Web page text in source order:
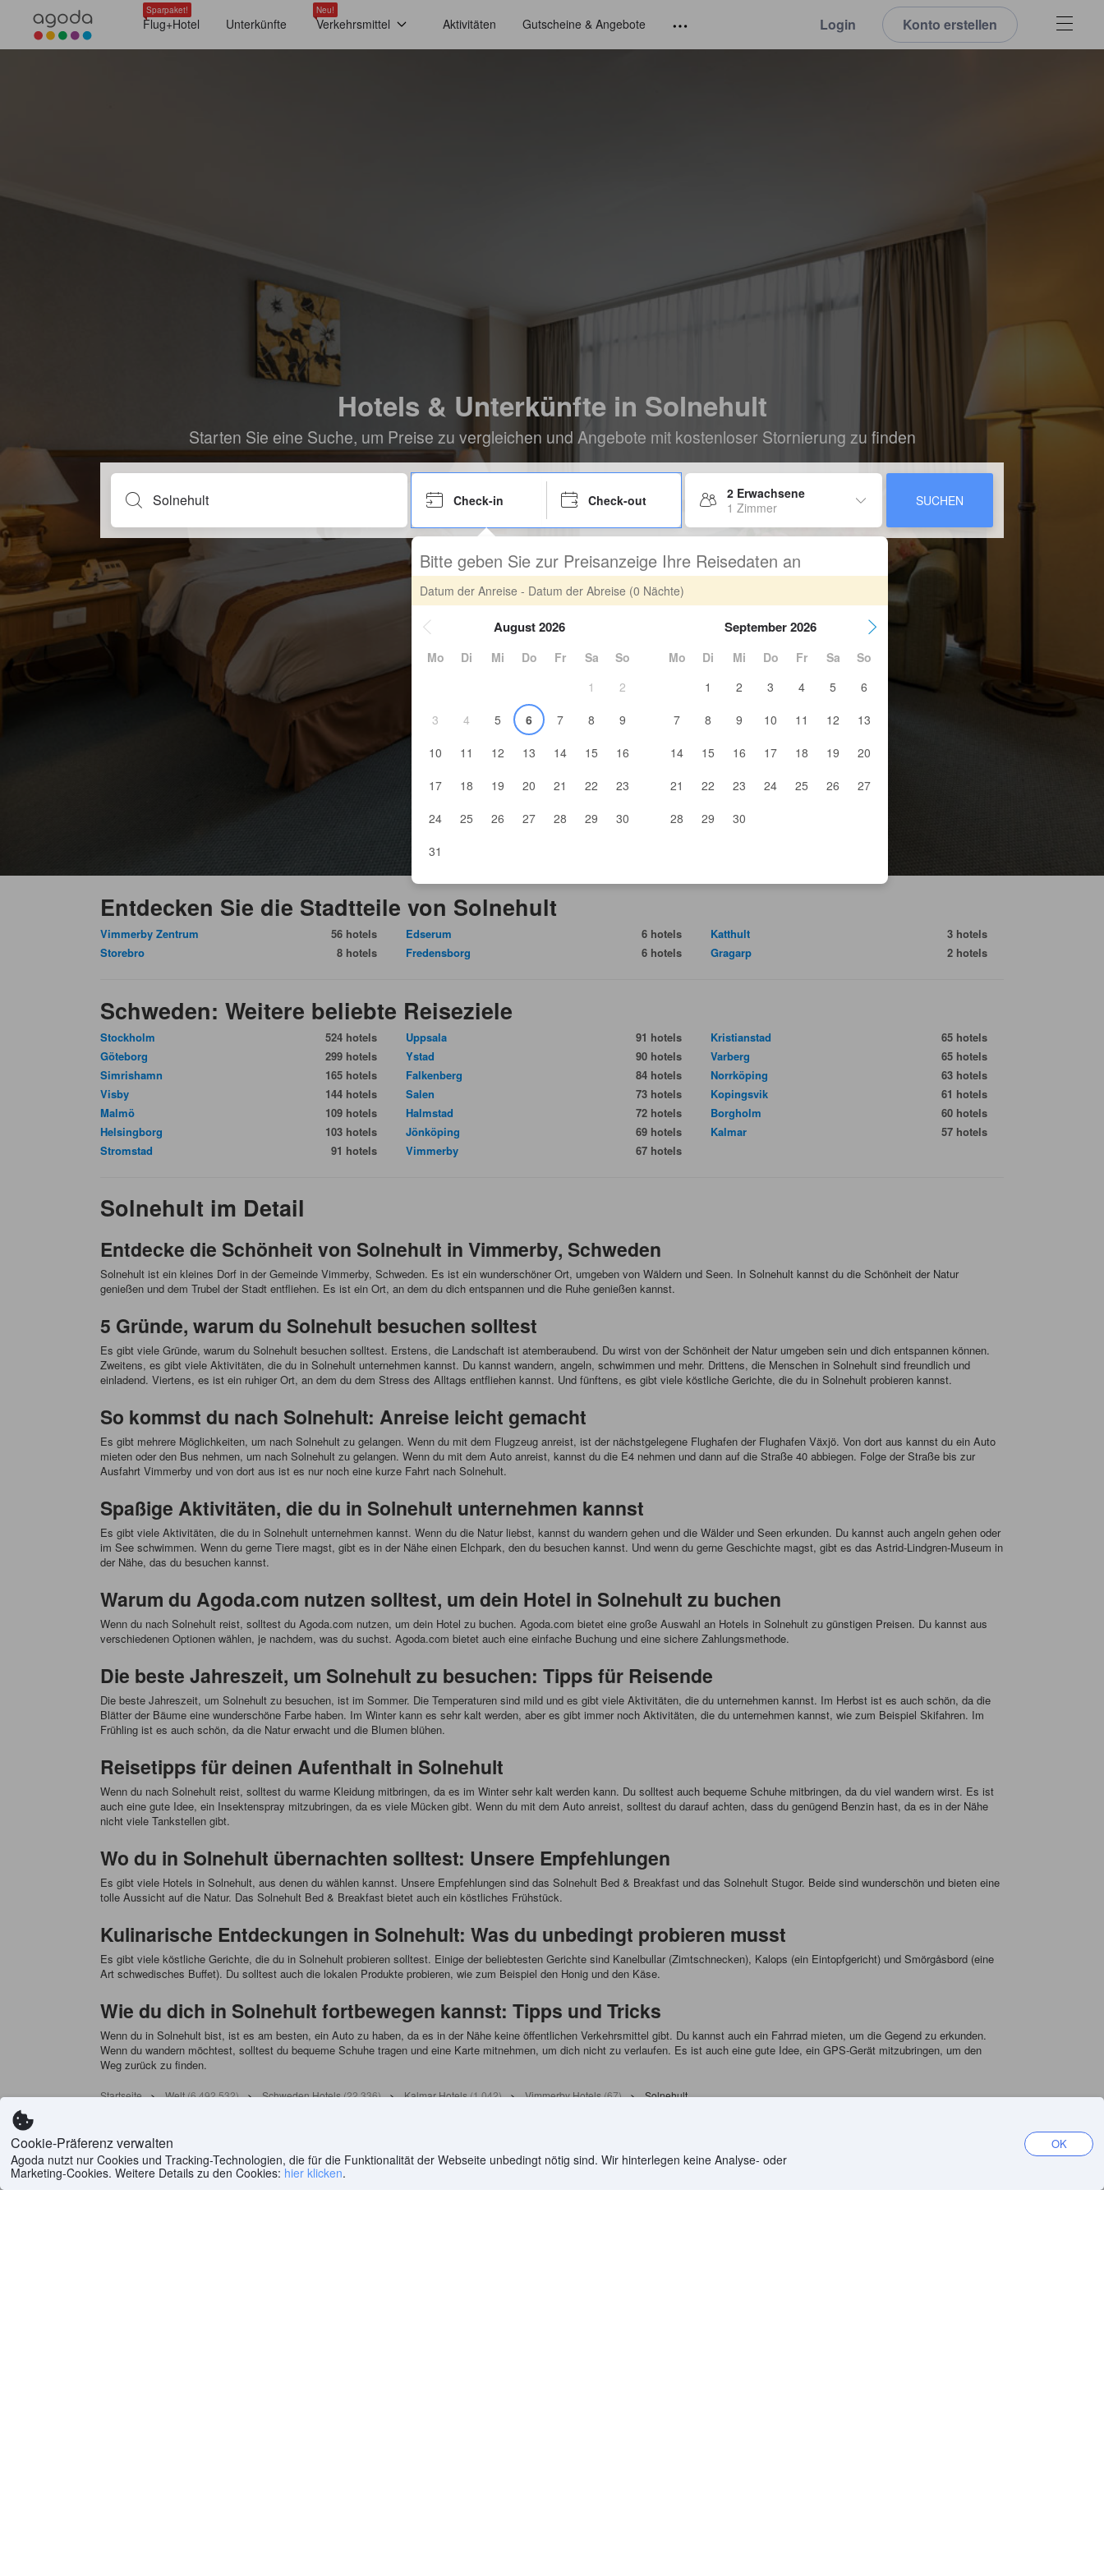
Cookie-Präferenz verwalten
Agoda nutzt nur Cookies und Tracking-Technologien, die für die Funktionalität der Webseite unbedingt nötig sind. Wir hinterlegen keine Analyse- oder
Marketing-Cookies. Weitere Details zu den Cookies: hier klicken.
OK
Sparpaket!
Flug+Hotel Unterkünfte
Neu!
Verkehrsmittel Aktivitäten Gutscheine & Angebote Login Konto erstellen
Hotels & Unterkünfte in Solnehult
Starten Sie eine Suche, um Preise zu vergleichen und Angebote mit kostenloser Stornierung zu finden
Check-in Check-out
2 Erwachsene
1 Zimmer
SUCHEN
Bitte geben Sie zur Preisanzeige Ihre Reisedaten an
Datum der Anreise - Datum der Abreise (0 Nächte)
August 2026
Mo Di Mi Do Fr Sa
So
1
2
3
4 5 6 7 8
9
10
11 12 13 14 15
16
17
18 19 20 21 22
23
24
25 26 27 28 29
30
31
September 2026
Mo Di Mi Do Fr Sa
So
1
2 3 4 5
6
7
8 9 10 11 12
13
14
15 16 17 18 19
20
21
22 23 24 25 26
27
28
29 30
Entdecken Sie die Stadtteile von Solnehult
Vimmerby Zentrum
56 hotels
Storebro
8 hotels
Edserum
6 hotels
Fredensborg
6 hotels
Katthult
3 hotels
Gragarp
2 hotels
Schweden: Weitere beliebte Reiseziele
Stockholm
524 hotels
Göteborg
299 hotels
Simrishamn
165 hotels
Visby
144 hotels
Malmö
109 hotels
Helsingborg
103 hotels
Stromstad
91 hotels
Uppsala
91 hotels
Ystad
90 hotels
Falkenberg
84 hotels
Salen
73 hotels
Halmstad
72 hotels
Jönköping
69 hotels
Vimmerby
67 hotels
Kristianstad
65 hotels
Varberg
65 hotels
Norrköping
63 hotels
Kopingsvik
61 hotels
Borgholm
60 hotels
Kalmar
57 hotels
Solnehult im Detail
Entdecke die Schönheit von Solnehult in Vimmerby, Schweden
Solnehult ist ein kleines Dorf in der Gemeinde Vimmerby, Schweden. Es ist ein wunderschöner Ort, umgeben von Wäldern und Seen. In Solnehult kannst du die Schönheit der Natur
genießen und dem Trubel der Stadt entfliehen. Es ist ein Ort, an dem du dich entspannen und die Ruhe genießen kannst.
5 Gründe, warum du Solnehult besuchen solltest
Es gibt viele Gründe, warum du Solnehult besuchen solltest. Erstens, die Landschaft ist atemberaubend. Du wirst von der Schönheit der Natur umgeben sein und dich entspannen können.
Zweitens, es gibt viele Aktivitäten, die du in Solnehult unternehmen kannst. Du kannst wandern, angeln, schwimmen und mehr. Drittens, die Menschen in Solnehult sind freundlich und
einladend. Viertens, es ist ein ruhiger Ort, an dem du dem Stress des Alltags entfliehen kannst. Und fünftens, es gibt viele köstliche Gerichte, die du in Solnehult probieren kannst.
So kommst du nach Solnehult: Anreise leicht gemacht
Es gibt mehrere Möglichkeiten, um nach Solnehult zu gelangen. Wenn du mit dem Flugzeug anreist, ist der nächstgelegene Flughafen der Flughafen Växjö. Von dort aus kannst du ein Auto
mieten oder den Bus nehmen, um nach Solnehult zu gelangen. Wenn du mit dem Auto anreist, kannst du die E4 nehmen und dann auf die Straße 40 abbiegen. Folge der Straße bis zur
Ausfahrt Vimmerby und von dort aus ist es nur noch eine kurze Fahrt nach Solnehult.
Spaßige Aktivitäten, die du in Solnehult unternehmen kannst
Es gibt viele Aktivitäten, die du in Solnehult unternehmen kannst. Wenn du die Natur liebst, kannst du wandern gehen und die Wälder und Seen erkunden. Du kannst auch angeln gehen oder
im See schwimmen. Wenn du gerne Tiere magst, gibt es in der Nähe einen Elchpark, den du besuchen kannst. Und wenn du gerne Geschichte magst, gibt es das Astrid-Lindgren-Museum in
der Nähe, das du besuchen kannst.
Warum du Agoda.com nutzen solltest, um dein Hotel in Solnehult zu buchen
Wenn du nach Solnehult reist, solltest du Agoda.com nutzen, um dein Hotel zu buchen. Agoda.com bietet eine große Auswahl an Hotels in Solnehult zu günstigen Preisen. Du kannst aus
verschiedenen Optionen wählen, je nachdem, was du suchst. Agoda.com bietet auch eine einfache Buchung und eine sichere Zahlungsmethode.
Die beste Jahreszeit, um Solnehult zu besuchen: Tipps für Reisende
Die beste Jahreszeit, um Solnehult zu besuchen, ist im Sommer. Die Temperaturen sind mild und es gibt viele Aktivitäten, die du unternehmen kannst. Im Herbst ist es auch schön, da die
Blätter der Bäume eine wunderschöne Farbe haben. Im Winter kann es sehr kalt werden, aber es gibt immer noch Aktivitäten, die du unternehmen kannst, wie zum Beispiel Skifahren. Im
Frühling ist es auch schön, da die Natur erwacht und die Blumen blühen.
Reisetipps für deinen Aufenthalt in Solnehult
Wenn du nach Solnehult reist, solltest du warme Kleidung mitbringen, da es im Winter sehr kalt werden kann. Du solltest auch bequeme Schuhe mitbringen, da du viel wandern wirst. Es ist
auch eine gute Idee, ein Insektenspray mitzubringen, da es viele Mücken gibt. Wenn du mit dem Auto anreist, solltest du darauf achten, dass du genügend Benzin hast, da es in der Nähe
nicht viele Tankstellen gibt.
Wo du in Solnehult übernachten solltest: Unsere Empfehlungen
Es gibt viele Hotels in Solnehult, aus denen du wählen kannst. Unsere Empfehlungen sind das Solnehult Bed & Breakfast und das Solnehult Stugor. Beide sind wunderschön und bieten eine
tolle Aussicht auf die Natur. Das Solnehult Bed & Breakfast bietet auch ein köstliches Frühstück.
Kulinarische Entdeckungen in Solnehult: Was du unbedingt probieren musst
Es gibt viele köstliche Gerichte, die du in Solnehult probieren solltest. Einige der beliebtesten Gerichte sind Kanelbullar (Zimtschnecken), Kalops (ein Eintopfgericht) und Smörgåsbord (eine
Art schwedisches Buffet). Du solltest auch die lokalen Produkte probieren, wie zum Beispiel den Honig und den Käse.
Wie du dich in Solnehult fortbewegen kannst: Tipps und Tricks
Wenn du in Solnehult bist, ist es am besten, ein Auto zu haben, da es in der Nähe keine öffentlichen Verkehrsmittel gibt. Du kannst auch ein Fahrrad mieten, um die Gegend zu erkunden.
Wenn du wandern möchtest, solltest du bequeme Schuhe tragen und eine Karte mitnehmen, um dich nicht zu verlaufen. Es ist auch eine gute Idee, ein GPS-Gerät mitzubringen, um den
Weg zurück zu finden.
Startseite > Welt(6.492.532) > Schweden Hotels(22.336) > Kalmar Hotels(1.042) > Vimmerby Hotels(67) > Solnehult
Hilfe Unternehmen Reiseziele Partner werden